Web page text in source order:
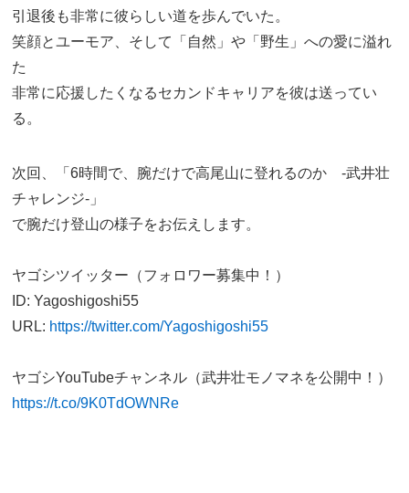
引退後も非常に彼らしい道を歩んでいた。
笑顔とユーモア、そして「自然」や「野生」への愛に溢れ
た
非常に応援したくなるセカンドキャリアを彼は送ってい
る。
次回、「6時間で、腕だけで高尾山に登れるのか -武井壮
チャレンジ-」
で腕だけ登山の様子をお伝えします。
ヤゴシツイッター（フォロワー募集中！）
ID: Yagoshigoshi55
URL: https://twitter.com/Yagoshigoshi55
ヤゴシYouTubeチャンネル（武井壮モノマネを公開中！）
https://t.co/9K0TdOWNRe